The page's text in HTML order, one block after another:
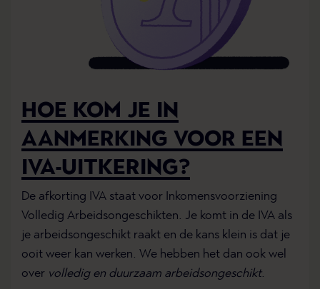
HOE KOM JE IN
AANMERKING VOOR EEN
IVA-UITKERING?
De afkorting IVA staat voor Inkomensvoorziening
Volledig Arbeidsongeschikten. Je komt in de IVA als
je arbeidsongeschikt raakt en de kans klein is dat je
ooit weer kan werken. We hebben het dan ook wel
over volledig en duurzaam arbeidsongeschikt.